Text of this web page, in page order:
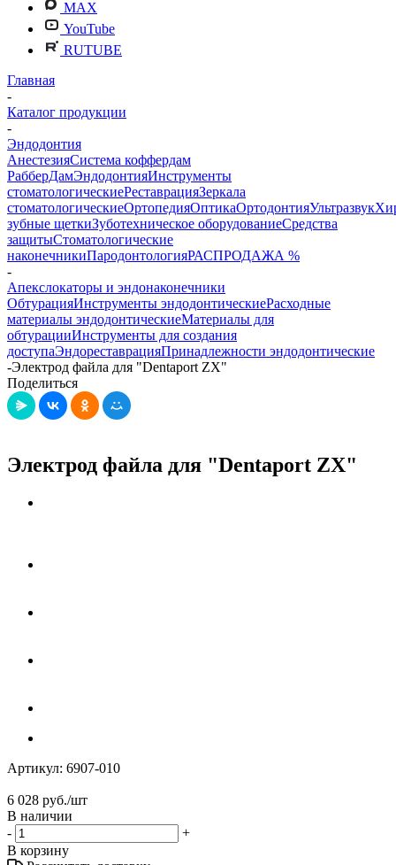
MAX
YouTube
RUTUBE
Главная
-
Каталог продукции
-
Эндодонтия
АнестезияСистема коффердам
РабберДамЭндодонтияИнструменты
стоматологическиеРеставрацияЗеркала
стоматологическиеОртопедияОптикаОртодонтияУльтразвук
зубные щеткиЗуботехническое оборудованиеСредства
защитыСтоматологические
наконечникиПародонтологияРАСПРОДАЖА %
-
Апекслокаторы и эндонаконечники
ОбтурацияИнструменты эндодонтическиеРасходные
материалы эндодонтическиеМатериалы для
обтурацииИнструменты для создания
доступаЭндореставрацияПринадлежности эндодонтические
-Электрод файла для "Dentaport ZX"
Поделиться
Электрод файла для "Dentaport ZX"
Артикул: 6907-010
6 028 руб./шт
В наличии
-
+
В корзину